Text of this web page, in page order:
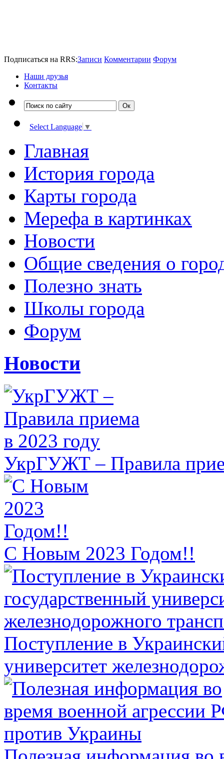
Подписаться на RRS:Записи Комментарии Форум
Наши друзья
Контакты
Select Language ▼
Главная
История города
Карты города
Мерефа в картинках
Новости
Общие сведения о
Полезно знать
Школы города
Форум
Новости
УкрГУЖТ – Правила
С Новым 2023 Годом!!
Поступление в
университет